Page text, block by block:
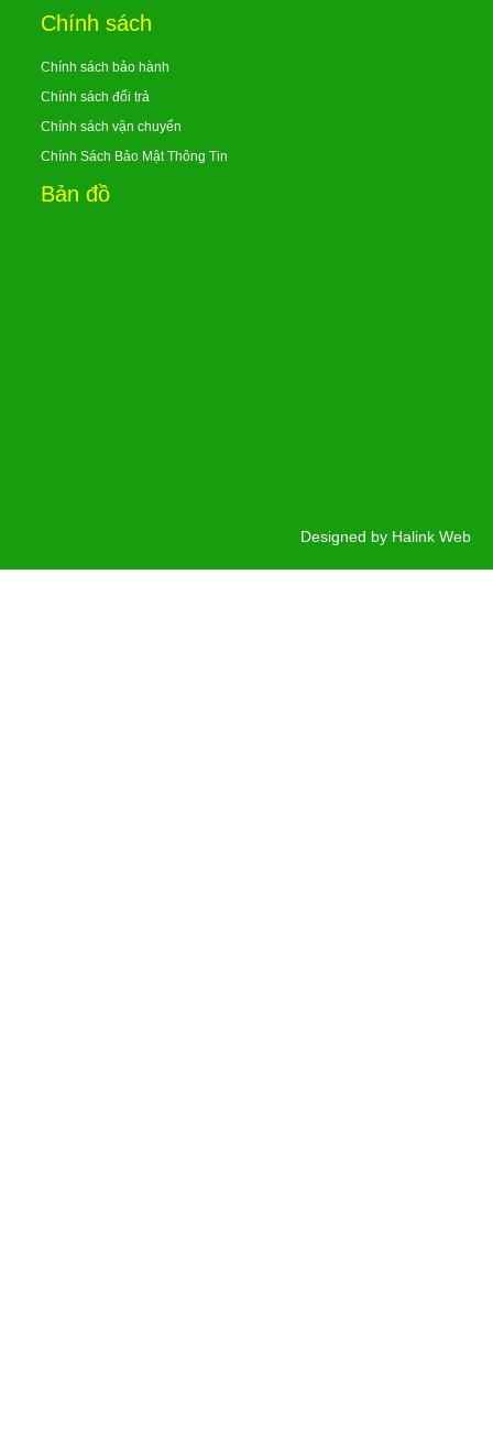
Chính sách
Chính sách bảo hành
Chính sách đổi trả
Chính sách vận chuyển
Chính Sách Bảo Mật Thông Tin
Bản đồ
Designed by Halink Web